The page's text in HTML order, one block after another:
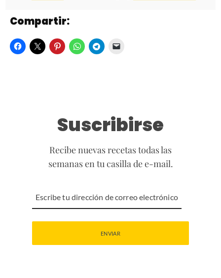
Compartir:
Suscribirse
Recibe nuevas recetas todas las
semanas en tu casilla de e-mail.